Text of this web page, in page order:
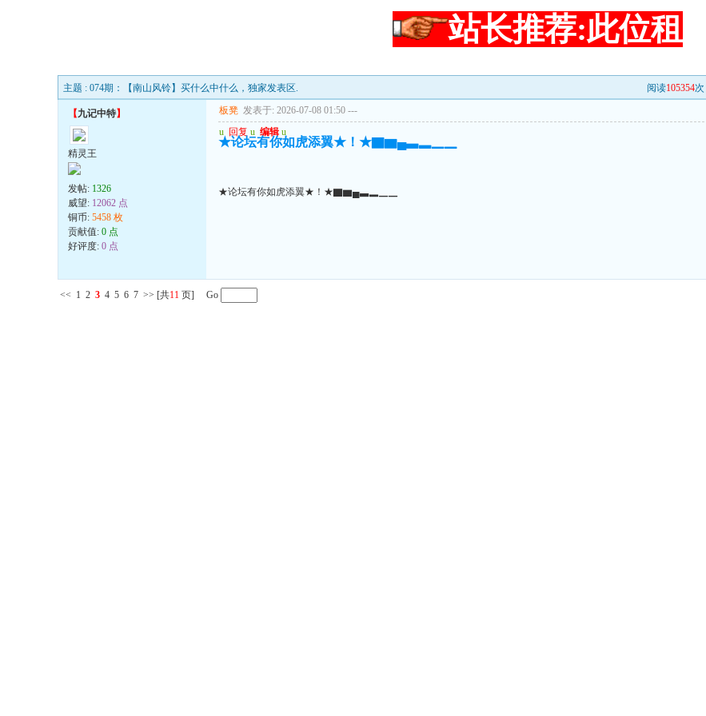
站长推荐:此位租
主题 : 074期：【南山风铃】买什么中什么，独家发表区. 阅读105354次 |
【九记中特】
精灵王
发帖: 1326
威望: 12062 点
铜币: 5458 枚
贡献值: 0 点
好评度: 0 点
板凳 发表于: 2026-07-08 01:50 ---
u 回复 u 编辑 u
★论坛有你如虎添翼★！★▇▆▄▃▂▁▁
★论坛有你如虎添翼★！★▇▆▄▃▂▁▁
<< 1 2 3 4 5 6 7 >> [共11 页] Go